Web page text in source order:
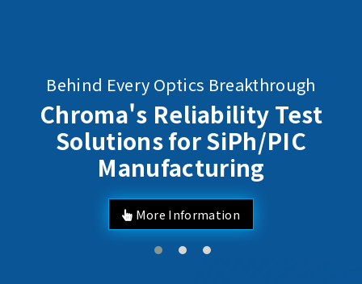
Behind Every Optics Breakthrough
Chroma's Reliability Test
Solutions for SiPh/PIC
Manufacturing
More Information